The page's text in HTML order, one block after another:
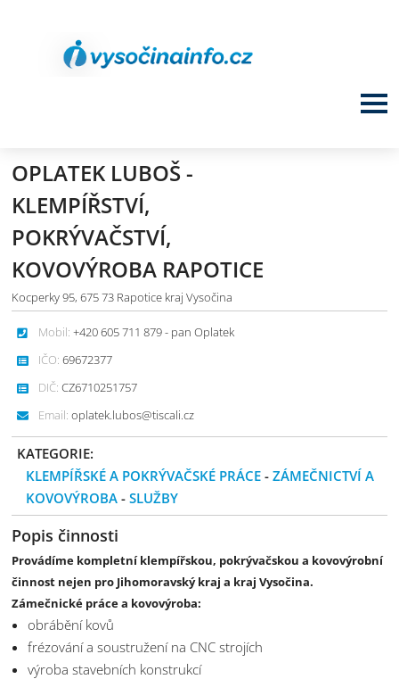
OPLATEK LUBOŠ -
KLEMPÍŘSTVÍ,
POKRÝVAČSTVÍ,
KOVOVÝROBA RAPOTICE
Kocperky 95, 675 73 Rapotice kraj Vysočina
Mobil: +420 605 711 879 - pan Oplatek
IČO: 69672377
DIČ: CZ6710251757
Email: oplatek.lubos@tiscali.cz
KATEGORIE:
KLEMPÍŘSKÉ A POKRÝVAČSKÉ PRÁCE -ZÁMEČNICTVÍ A
KOVOVÝROBA -SLUŽBY
Popis činnosti
Provádíme kompletní klempířskou, pokrývačskou a kovovýrobní
činnost nejen pro Jihomoravský kraj a kraj Vysočina.
Zámečnické práce a kovovýroba:
obrábění kovů
frézování a soustružení na CNC strojích
výroba stavebních konstrukcí